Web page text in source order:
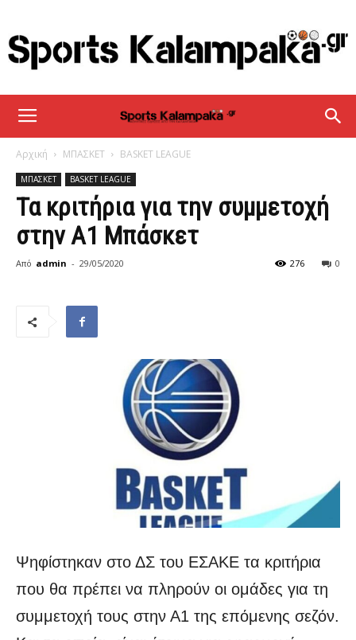
sportskalampaka
Αρχική ΜΠΑΣΚΕΤ BASKET LEAGUE
ΜΠΑΣΚΕΤ BASKET LEAGUE
Τα κριτήρια για την συμμετοχή
στην Α1 Μπάσκετ
Από admin - 29/05/2020 0
276
Ψηφίστηκαν στο ΔΣ του ΕΣΑΚΕ τα κριτήρια
που θα πρέπει να πληρούν οι ομάδες για τη
συμμετοχή τους στην Α1 της επόμενης σεζόν.